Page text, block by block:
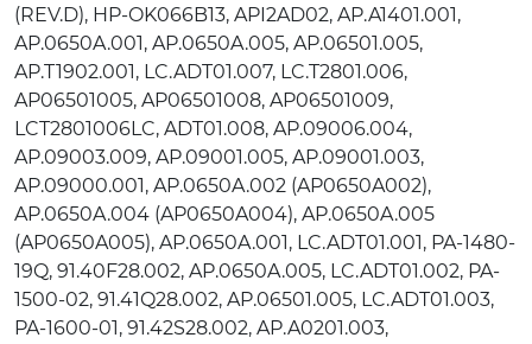
(REV.D), HP-OK066B13, API2AD02, AP.A1401.001,
AP.0650A.001, AP.0650A.005, AP.06501.005,
AP.T1902.001, LC.ADT01.007, LC.T2801.006,
AP06501005, AP06501008, AP06501009,
LCT2801006LC, ADT01.008, AP.09006.004,
AP.09003.009, AP.09001.005, AP.09001.003,
AP.09000.001, AP.0650A.002 (AP0650A002),
AP.0650A.004 (AP0650A004), AP.0650A.005
(AP0650A005), AP.0650A.001, LC.ADT01.001, PA-1480-
19Q, 91.40F28.002, AP.0650A.005, LC.ADT01.002, PA-
1500-02, 91.41Q28.002, AP.06501.005, LC.ADT01.003,
PA-1600-01, 91.42S28.002, AP.A0201.003,